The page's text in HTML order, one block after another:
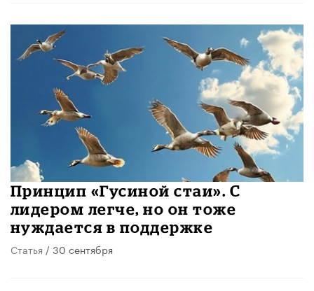
Принцип «Гусиной стаи». С
лидером легче, но он тоже
нуждается в поддержке
Статья / 30 сентября